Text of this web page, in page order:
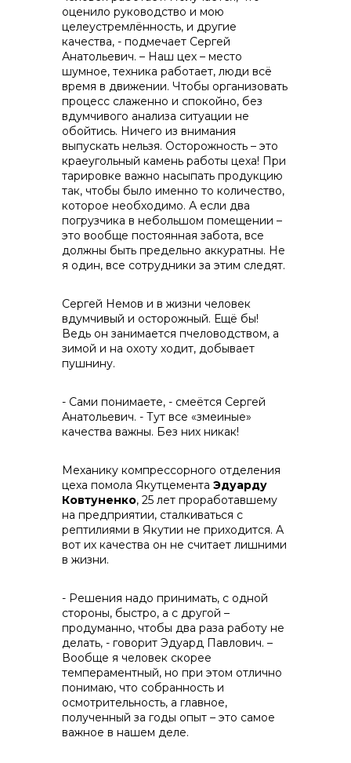
оценило руководство и мою
целеустремлённость, и другие
качества, - подмечает Сергей
Анатольевич. – Наш цех – место
шумное, техника работает, люди всё
время в движении. Чтобы организовать
процесс слаженно и спокойно, без
вдумчивого анализа ситуации не
обойтись. Ничего из внимания
выпускать нельзя. Осторожность – это
краеугольный камень работы цеха! При
тарировке важно насыпать продукцию
так, чтобы было именно то количество,
которое необходимо. А если два
погрузчика в небольшом помещении –
это вообще постоянная забота, все
должны быть предельно аккуратны. Не
я один, все сотрудники за этим следят.
Сергей Немов и в жизни человек
вдумчивый и осторожный. Ещё бы!
Ведь он занимается пчеловодством, а
зимой и на охоту ходит, добывает
пушнину.
- Сами понимаете, - смеётся Сергей
Анатольевич. - Тут все «змеиные»
качества важны. Без них никак!
Механику компрессорного отделения
цеха помола Якутцемента Эдуарду
Ковтуненко, 25 лет проработавшему
на предприятии, сталкиваться с
рептилиями в Якутии не приходится. А
вот их качества он не считает лишними
в жизни.
- Решения надо принимать, с одной
стороны, быстро, а с другой –
продуманно, чтобы два раза работу не
делать, - говорит Эдуард Павлович. –
Вообще я человек скорее
темпераментный, но при этом отлично
понимаю, что собранность и
осмотрительность, а главное,
полученный за годы опыт – это самое
важное в нашем деле.